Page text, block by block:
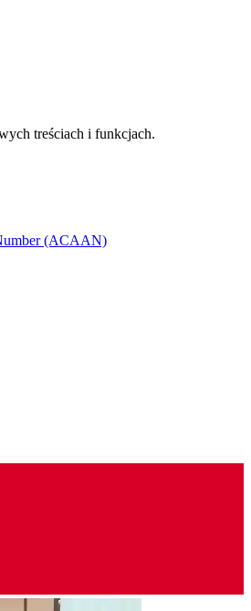
treściach i funkcjach.
(ACAAN)